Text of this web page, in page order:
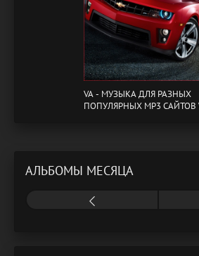
VA - МУЗЫКА ДЛЯ РАЗНЫХ
ПОПУЛЯРНЫХ MP3 САЙТОВ
АЛЬБОМЫ МЕСЯЦА